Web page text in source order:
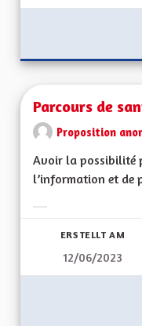
Parcours de
Proposition
Avoir la possibilité
l’information et de
ERSTELLT AM
12/06/2023